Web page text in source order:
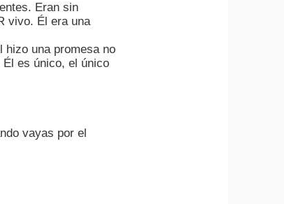
Eran sin
vivo. Él era una
hizo una promesa no
es único, el único
vayas por el